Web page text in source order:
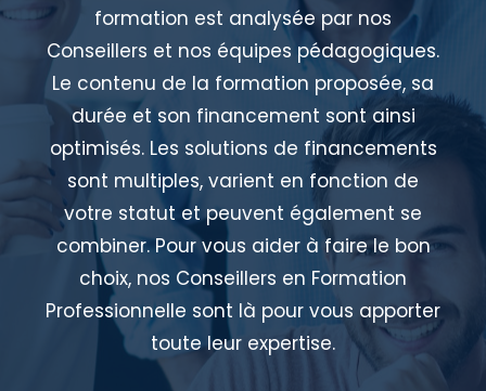
formation est analysée par nos
Conseillers et nos équipes pédagogiques.
Le contenu de la formation proposée, sa
durée et son financement sont ainsi
optimisés. Les solutions de financements
sont multiples, varient en fonction de
votre statut et peuvent également se
combiner. Pour vous aider à faire le bon
choix, nos Conseillers en Formation
Professionnelle sont là pour vous apporter
toute leur expertise.